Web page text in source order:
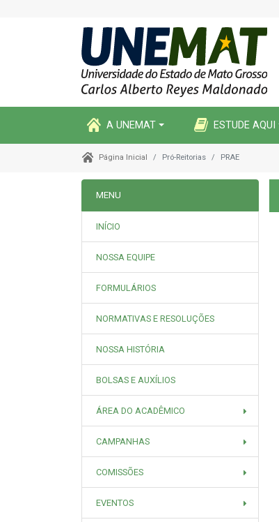
A UNEMAT ESTUDE AQUI
Página Inicial Pró-Reitorias PRAE
MENU
INÍCIO
NOSSA EQUIPE
FORMULÁRIOS
NORMATIVAS E RESOLUÇÕES
NOSSA HISTÓRIA
BOLSAS E AUXÍLIOS
ÁREA DO ACADÊMICO
CAMPANHAS
COMISSÕES
EVENTOS